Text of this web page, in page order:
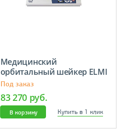
Медицинский
орбитальный шейкер ELMI
S-3M.A20
Под заказ
83 270 руб.
В корзину Купить в 1 клик